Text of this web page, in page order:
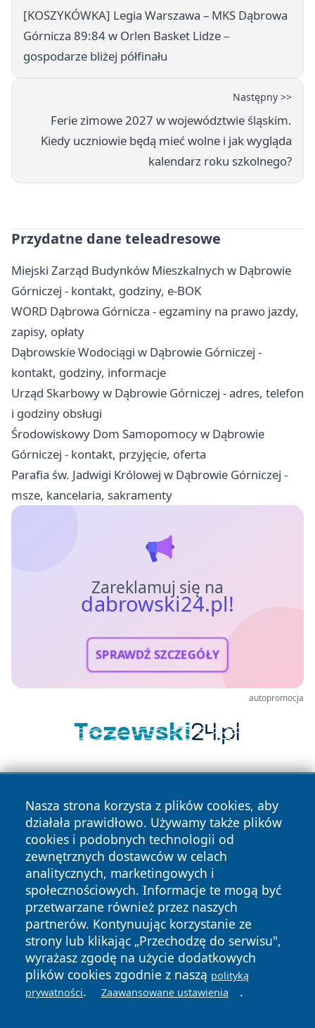
[KOSZYKÓWKA] Legia Warszawa – MKS Dąbrowa
Górnicza 89:84 w Orlen Basket Lidze –
gospodarze bliżej półfinału
Następny >>
Ferie zimowe 2027 w województwie śląskim.
Kiedy uczniowie będą mieć wolne i jak wygląda
kalendarz roku szkolnego?
Przydatne dane teleadresowe
Miejski Zarząd Budynków Mieszkalnych w Dąbrowie
Górniczej - kontakt, godziny, e-BOK
WORD Dąbrowa Górnicza - egzaminy na prawo jazdy,
zapisy, opłaty
Dąbrowskie Wodociągi w Dąbrowie Górniczej -
kontakt, godziny, informacje
Urząd Skarbowy w Dąbrowie Górniczej - adres, telefon
i godziny obsługi
Środowiskowy Dom Samopomocy w Dąbrowie
Górniczej - kontakt, przyjęcie, oferta
Parafia św. Jadwigi Królowej w Dąbrowie Górniczej -
msze, kancelaria, sakramenty
Zareklamuj się na
dabrowski24.pl!
SPRAWDŹ SZCZEGÓŁY
autopromocja
Nasza strona korzysta z plików cookies, aby
działała prawidłowo. Używamy także plików
cookies i podobnych technologii od
zewnętrznych dostawców w celach
analitycznych, marketingowych i
społecznościowych. Informacje te mogą być
przetwarzane również przez naszych
partnerów. Kontynuując korzystanie ze
strony lub klikając „Przechodzę do serwisu",
wyrażasz zgodę na użycie dodatkowych
plików cookies zgodnie z naszą polityką
prywatności. Zaawansowane ustawienia .
Copyright © 2026 dabrowski24.pl Wszystkie prawa
zastrzeżone.
News Autorzy
Polityka
Prywatności
Polityka
Cookies